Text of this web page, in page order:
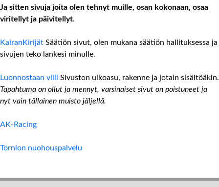
Ja sitten sivuja joita olen tehnyt muille, osan kokonaan, osaa
viritellyt ja päivitellyt.
KairanKirijät Säätiön sivut, olen mukana säätiön hallituksessa ja
sivujen teko lankesi minulle.
Luonnostaan villi Sivuston ulkoasu, rakenne ja jotain sisältöäkin.
Tapahtuma on ollut ja mennyt, varsinaiset sivut on poistuneet ja
nyt vain tällainen muisto jäljellä.
AK-Racing
Tornion nuohouspalvelu